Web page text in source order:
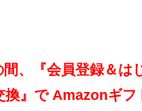
、『会員登録＆は
換』で Amazonギフ